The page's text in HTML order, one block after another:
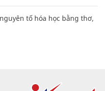
tố hóa học bằng thơ,